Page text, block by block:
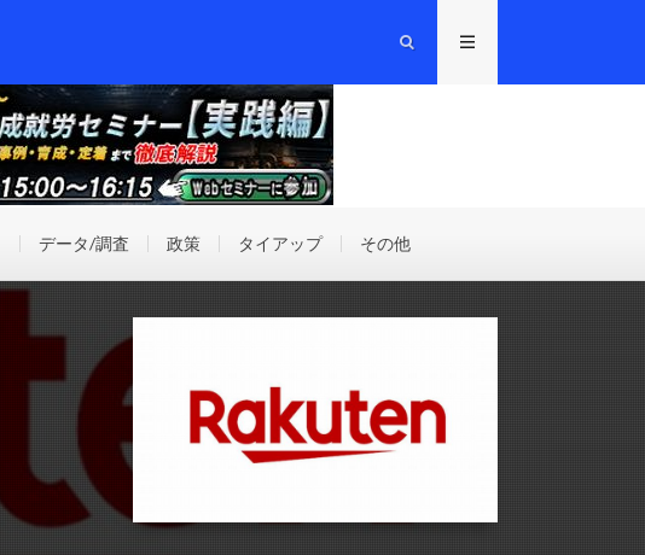
データ/調査 政策 タイアップ その他